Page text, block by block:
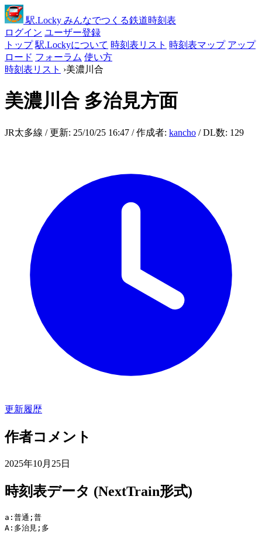
駅.Locky みんなでつくる鉄道時刻表
ログイン ユーザー登録
トップ 駅.Lockyについて 時刻表リスト 時刻表マップ アップ
ロード フォーラム 使い方
時刻表リスト ›美濃川合
美濃川合 多治見方面
JR太多線 / 更新: 25/10/25 16:47 / 作成者: kancho / DL数: 129
更新履歴
作者コメント
2025年10月25日
時刻表データ (NextTrain形式)
a:普通;普
A:多治見;多